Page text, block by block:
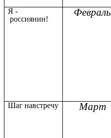
Я -
россиянин!
Февраль
Шаг навстречу
Март